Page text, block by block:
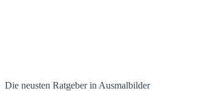
Die neusten Ratgeber in Ausmalbilder